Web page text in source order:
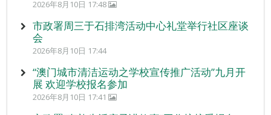
2026年8月10日 17:48
市政署周三于石排湾活动中心礼堂举行社区座谈
会
2026年8月10日 17:44
“澳门城市清洁运动之学校宣传推广活动”九月开
展 欢迎学校报名参加
2026年8月10日 17:41